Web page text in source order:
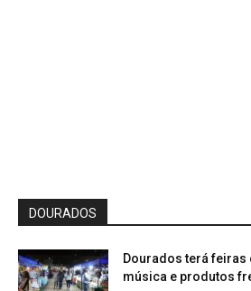
DOURADOS
Dourados terá
música e produtos